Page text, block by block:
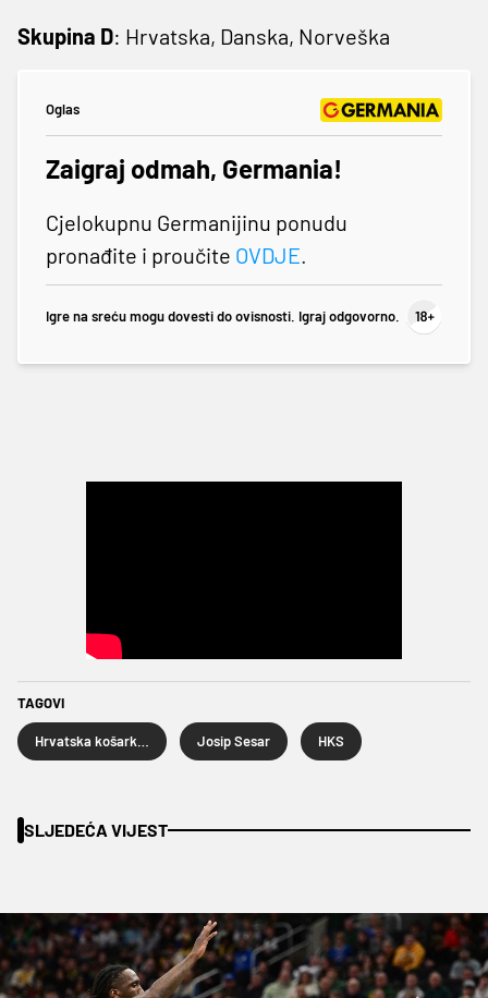
Skupina D: Hrvatska, Danska, Norveška
Oglas
Zaigraj odmah, Germania!
Cjelokupnu Germanijinu ponudu
pronađite i proučite OVDJE.
Igre na sreću mogu dovesti do ovisnosti. Igraj odgovorno.
TAGOVI
Josip Sesar HKS
SLJEDEĆA VIJEST